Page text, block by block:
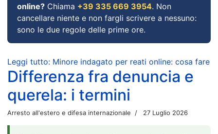
online? Chiama +39 335 669 3954. Non
cancellare niente e non fargli scrivere a nessuno:
sono le due regole delle prime ore.
Leggi tutto: Minore indagato per reati online: cosa fare
Differenza fra denuncia e
querela: i termini
Arresto all'estero e difesa internazionale 27 Luglio 2026